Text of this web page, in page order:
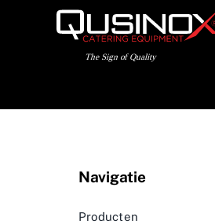
Navigatie
Producten